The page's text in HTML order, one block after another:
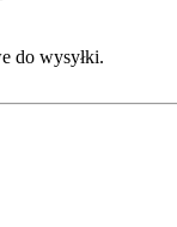
do wysyłki.